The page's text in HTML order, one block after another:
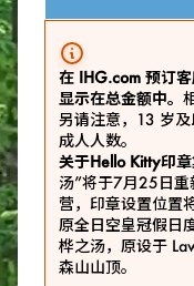
在 IHG.com 预订
显示在总金额中。
另请注意，13 岁
成人人数。
关于Hello Kitty印章
汤”将于7月25日重
营，印章设置位置
原全日空皇冠假日
桦之汤，原设于
森山山顶。